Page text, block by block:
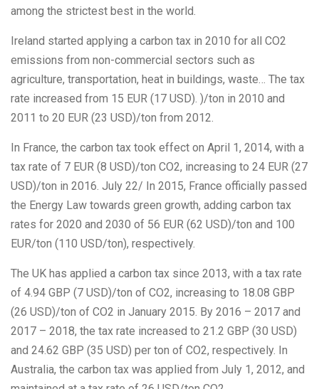
among the strictest best in the world.
Ireland started applying a carbon tax in 2010 for all CO2
emissions from non-commercial sectors such as
agriculture, transportation, heat in buildings, waste… The tax
rate increased from 15 EUR (17 USD). )/ton in 2010 and
2011 to 20 EUR (23 USD)/ton from 2012.
In France, the carbon tax took effect on April 1, 2014, with a
tax rate of 7 EUR (8 USD)/ton CO2, increasing to 24 EUR (27
USD)/ton in 2016. July 22/ In 2015, France officially passed
the Energy Law towards green growth, adding carbon tax
rates for 2020 and 2030 of 56 EUR (62 USD)/ton and 100
EUR/ton (110 USD/ton), respectively.
The UK has applied a carbon tax since 2013, with a tax rate
of 4.94 GBP (7 USD)/ton of CO2, increasing to 18.08 GBP
(26 USD)/ton of CO2 in January 2015. By 2016 – 2017 and
2017 – 2018, the tax rate increased to 21.2 GBP (30 USD)
and 24.62 GBP (35 USD) per ton of CO2, respectively. In
Australia, the carbon tax was applied from July 1, 2012, and